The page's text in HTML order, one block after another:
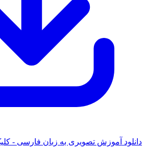
دانلود آموزش تصویری به زبان فارسی -